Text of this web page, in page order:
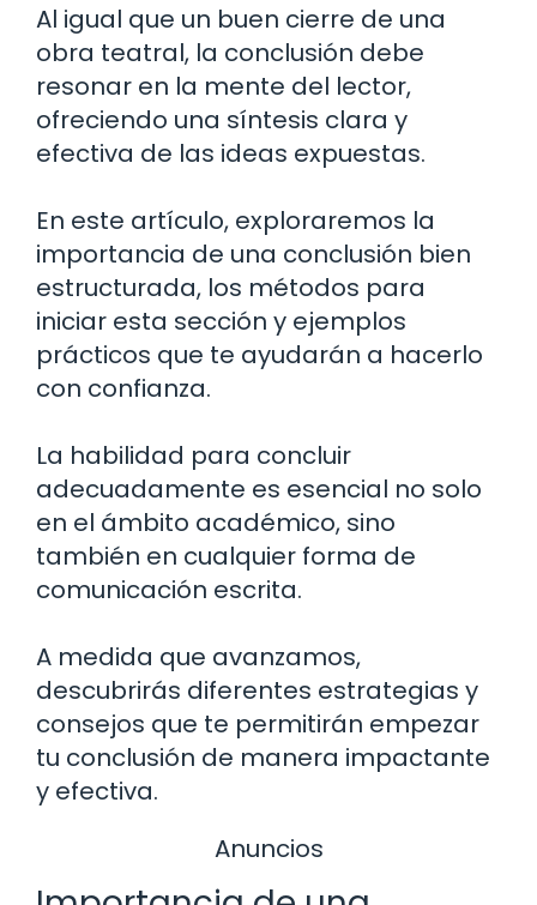
Al igual que un buen cierre de una
obra teatral, la conclusión debe
resonar en la mente del lector,
ofreciendo una síntesis clara y
efectiva de las ideas expuestas.
En este artículo, exploraremos la
importancia de una conclusión bien
estructurada, los métodos para
iniciar esta sección y ejemplos
prácticos que te ayudarán a hacerlo
con confianza.
La habilidad para concluir
adecuadamente es esencial no solo
en el ámbito académico, sino
también en cualquier forma de
comunicación escrita.
A medida que avanzamos,
descubrirás diferentes estrategias y
consejos que te permitirán empezar
tu conclusión de manera impactante
y efectiva.
Anuncios